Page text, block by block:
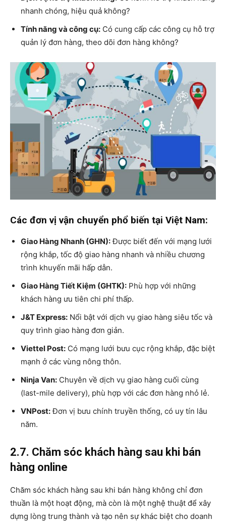
nhanh chóng, hiệu quả không?
Tính năng và công cụ: Có cung cấp các công cụ hỗ trợ
quản lý đơn hàng, theo dõi đơn hàng không?
Các đơn vị vận chuyển phổ biến tại Việt Nam:
Giao Hàng Nhanh (GHN):Được biết đến với mạng lưới
rộng khắp, tốc độ giao hàng nhanh và nhiều chương
trình khuyến mãi hấp dẫn.
Giao Hàng Tiết Kiệm (GHTK): Phù hợp với những
khách hàng ưu tiên chi phí thấp.
J&T Express: Nổi bật với dịch vụ giao hàng siêu tốc và
quy trình giao hàng đơn giản.
Viettel Post: Có mạng lưới bưu cục rộng khắp, đặc biệt
mạnh ở các vùng nông thôn.
Ninja Van: Chuyên về dịch vụ giao hàng cuối cùng
(last-mile delivery), phù hợp với các đơn hàng nhỏ lẻ.
VNPost:Đơn vị bưu chính truyền thống, có uy tín lâu
năm.
2.7. Chăm sóc khách hàng sau khi bán
hàng online
Chăm sóc khách hàng sau khi bán hàng không chỉ đơn
thuần là một hoạt động, mà còn là một nghệ thuật để xây
dựng lòng trung thành và tạo nên sự khác biệt cho doanh